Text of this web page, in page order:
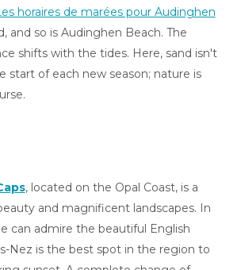
horaires de marées pour Audinghen
and so is Audinghen Beach. The
shifts with the tides. Here, sand isn't
start of each new season; nature is
, located on the Opal Coast, is a
and magnificent landscapes. In
can admire the beautiful English
Nez is the best spot in the region to